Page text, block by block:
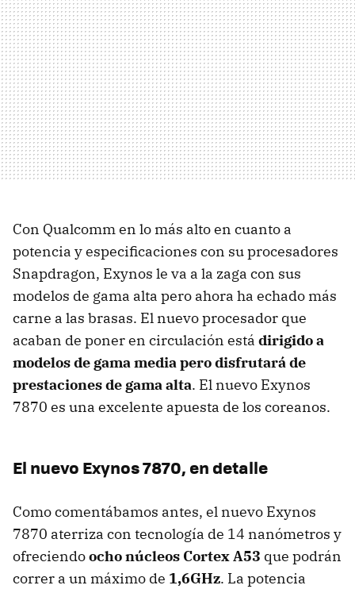
Con Qualcomm en lo más alto en cuanto a
potencia y especificaciones con su procesadores
Snapdragon, Exynos le va a la zaga con sus
modelos de gama alta pero ahora ha echado más
carne a las brasas. El nuevo procesador que
acaban de poner en circulación está dirigido a
modelos de gama media pero disfrutará de
prestaciones de gama alta. El nuevo Exynos
7870 es una excelente apuesta de los coreanos.
El nuevo Exynos 7870, en detalle
Como comentábamos antes, el nuevo Exynos
7870 aterriza con tecnología de 14 nanómetros y
ofreciendoocho núcleos Cortex A53 que podrán
correr a un máximo de 1,6GHz. La potencia